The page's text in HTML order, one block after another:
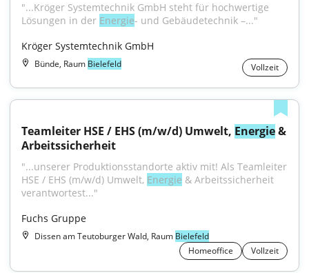
"...Kröger Systemtechnik GmbH steht für hochwertige
Lösungen in der Energie- und Gebäudetechnik –..."
Kröger Systemtechnik GmbH
Bünde, Raum Bielefeld Vollzeit
Teamleiter HSE / EHS (m/w/d) Umwelt, Energie &
Arbeitssicherheit
"...unserer Produktionsstandorte aktiv mit! Als Teamleiter
HSE / EHS (m/w/d) Umwelt, Energie & Arbeitssicherheit
verantwortest..."
Fuchs Gruppe
Dissen am Teutoburger Wald, Raum Bielefeld
Homeoffice
Vollzeit